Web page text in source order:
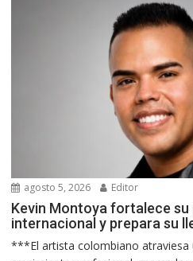
agosto 5, 2026 Editor
Kevin Montoya fortalece
internacional y prepara su
***El artista colombiano atraviesa